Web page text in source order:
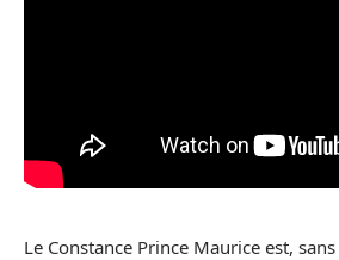
Le Constance Prince Maurice est,